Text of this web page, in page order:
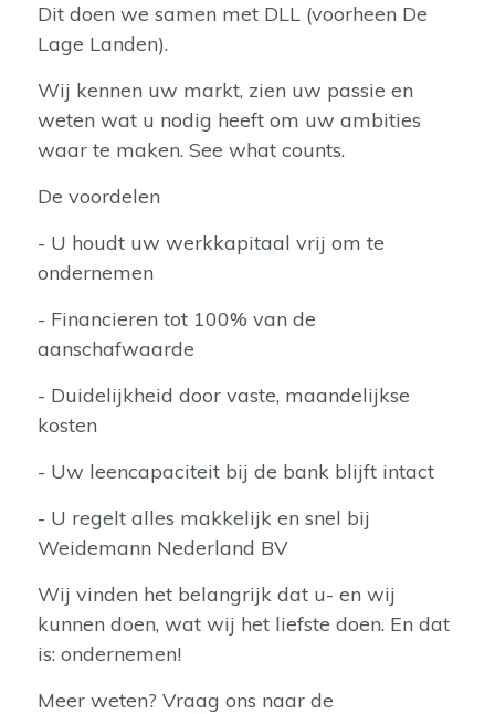
Dit doen we samen met DLL (voorheen De
Lage Landen).
Wij kennen uw markt, zien uw passie en
weten wat u nodig heeft om uw ambities
waar te maken. See what counts.
De voordelen
- U houdt uw werkkapitaal vrij om te
ondernemen
- Financieren tot 100% van de
aanschafwaarde
- Duidelijkheid door vaste, maandelijkse
kosten
- Uw leencapaciteit bij de bank blijft intact
- U regelt alles makkelijk en snel bij
Weidemann Nederland BV
Wij vinden het belangrijk dat u- en wij
kunnen doen, wat wij het liefste doen. En dat
is: ondernemen!
Meer weten? Vraag ons naar de